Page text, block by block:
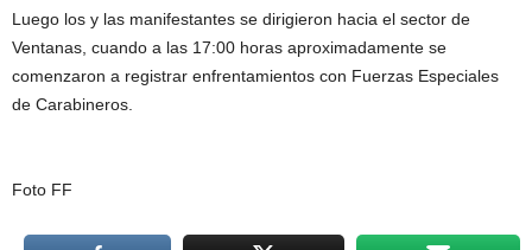
Luego los y las manifestantes se dirigieron hacia el sector de
Ventanas, cuando a las 17:00 horas aproximadamente se
comenzaron a registrar enfrentamientos con Fuerzas Especiales
de Carabineros.
Foto FF